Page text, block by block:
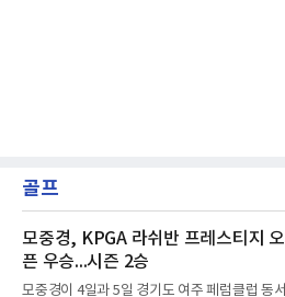
골프
모중경, KPGA 라쉬반 프레스티지 오
픈 우승...시즌 2승
모중경이 4일과 5일 경기도 여주 페럼클럽 동서